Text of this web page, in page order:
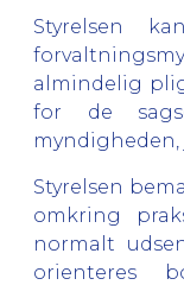
Styrelsen
almindelig
for de
myndigheden,
Styrelsen
omkring
normalt
orienteres